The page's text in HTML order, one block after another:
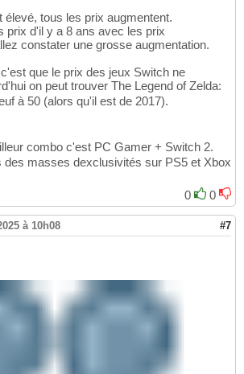
élevé, tous les prix augmentent.
prix d'il y a 8 ans avec les prix
constater une grosse augmentation.
que le prix des jeux Switch ne
on peut trouver The Legend of Zelda:
à 50 (alors qu'il est de 2017).
combo c'est PC Gamer + Switch 2.
masses dexclusivités sur PS5 et Xbox
0
0
à 10h08 #7